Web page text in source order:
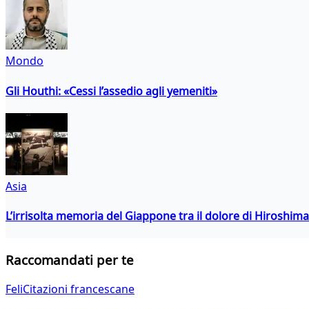
Mondo
Gli Houthi: «Cessi l’assedio agli yemeniti»
Asia
L’irrisolta memoria del Giappone tra il dolore di
Raccomandati per te
FeliCitazioni francescane